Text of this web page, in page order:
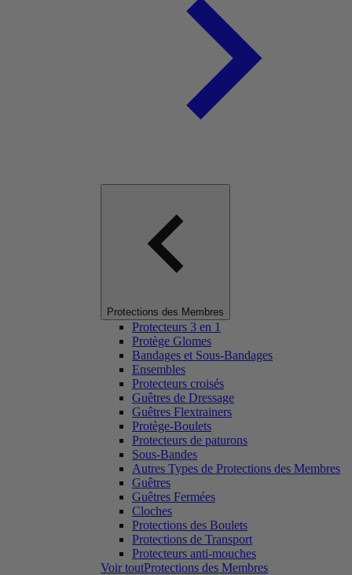
Protections des Membres
Protecteurs 3 en 1
Protège Glomes
Bandages et Sous-Bandages
Ensembles
Protecteurs croisés
Guêtres de Dressage
Guêtres Flextrainers
Protège-Boulets
Protecteurs de paturons
Sous-Bandes
Autres Types de Protections des Membres
Guêtres
Guêtres Fermées
Cloches
Protections des Boulets
Protections de Transport
Protecteurs anti-mouches
Voir toutProtections des Membres